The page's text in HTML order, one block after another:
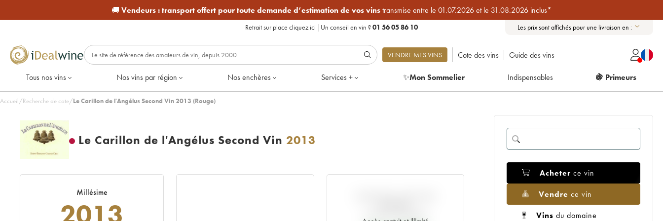
🚚 Vendeurs :transport offert pour toute demande d’estimation de vos vinstransmise entre le 01.07.2026 et le 31.08.2026 inclus*
Retrait sur place cliquez ici | Un conseil en vin ?01 56 05 86 10 Les prix sont affichés pour une livraison en :
VENDRE MES VINS Cote des vins Guide des vins
Tous nos vins Nos vins par région Nos enchères Services + ✨Mon Sommelier Indispensables 🍇 Primeurs
Accueil/Recherche de cote/Le Carillon de l'Angélus Second Vin 2013 (Rouge)
Le Carillon de l'Angélus Second Vin 2013
Millésime
Acheter ce vin
Vendre ce vin
Vins du domaine